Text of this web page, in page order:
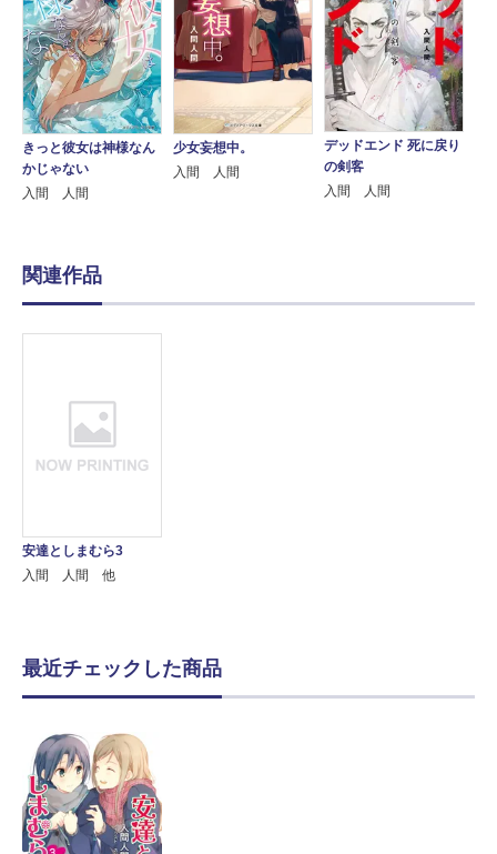
きっと彼女は神様なん
かじゃない
入間 人間
少女妄想中。
入間 人間
デッドエンド 死に戻り
の剣客
入間 人間
関連作品
安達としまむら3
入間 人間 他
最近チェックした商品